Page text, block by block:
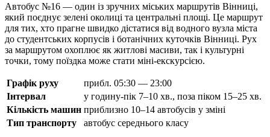
Автобус №16 — один із зручних міських маршрутів Вінниці,
який поєднує зелені околиці та центральні площі. Це маршрут
для тих, хто прагне швидко дістатися від водного вузла міста
до студентських корпусів і ботанічних куточків Вінниці. Рух
за маршрутом охоплює як житлові масиви, так і культурні
точки, тому поїздка може стати міні-екскурсією.
Графік руху
прибл. 05:30 — 23:00
Інтервал
у годину-пік 7–10 хв., поза піком 15–25 хв.
Кількість машин приблизно 10–14 автобусів у зміні
Тип транспорту
автобус середнього класу